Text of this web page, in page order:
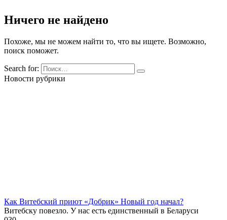
Ничего не найдено
Похоже, мы не можем найти то, что вы ищете. Возможно,
поиск поможет.
Search for:
Новости рубрики
Как Витебский приют «Добрик» Новый год начал?
Витебску повезло. У нас есть единственный в Беларуси